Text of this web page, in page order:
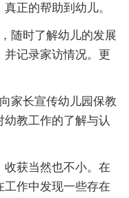
正的帮助到幼儿。
随时了解幼儿的发展
记录家访情况。更
家长宣传幼儿园保教
教工作的了解与认
收获当然也不小。在
工作中发现一些存在